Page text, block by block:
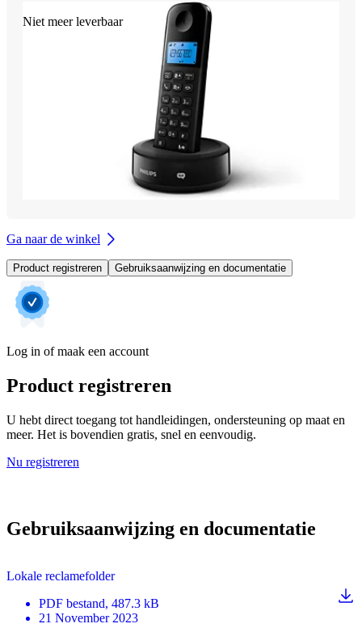
Niet meer leverbaar
Ga naar de winkel
Product registreren Gebruiksaanwijzing en documentatie
Log in of maak een account
Product registreren
U hebt direct toegang tot handleidingen, ondersteuning op maat en
meer. Het is bovendien gratis, snel en eenvoudig.
Nu registreren
Gebruiksaanwijzing en documentatie
Lokale reclamefolder
PDF bestand, 487.3 kB
21 November 2023